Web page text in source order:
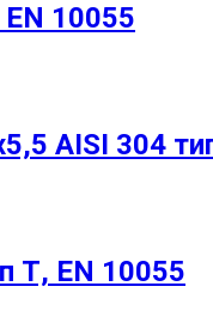
10055
AISI 304
Т, EN 10055